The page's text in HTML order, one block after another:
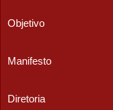
Objetivo
Manifesto
Diretoria